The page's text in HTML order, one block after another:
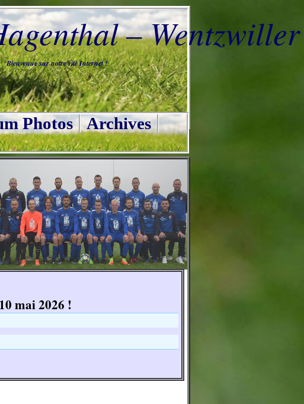
– Wentzwiller
Bienvenue sur notre site Internet !
Photos
Archives
mai 2026 !